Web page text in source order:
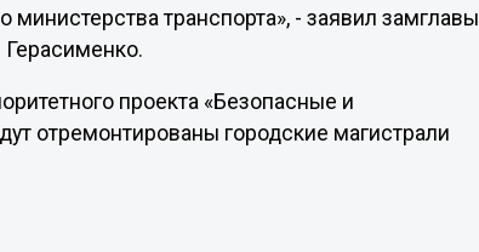
министерства транспорта», - заявил замглавы
проекта «Безопасные и
отремонтированы городские магистрали